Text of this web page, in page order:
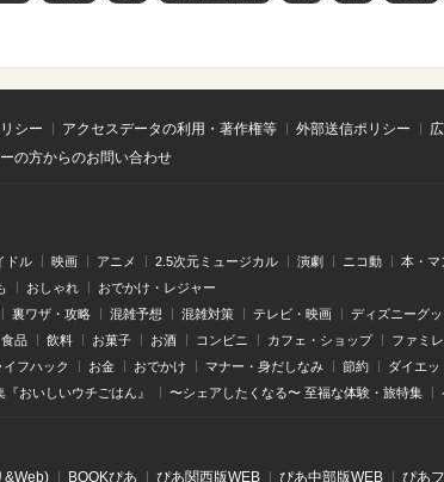
シー アクセスデータの利用・著作権等 外部送信ポリシー
の方からのお問い合わせ
ドル 映画 アニメ 2.5次元ミュージカル 演劇 ニコ動 本・マ
おしゃれ おでかけ・レジャー
裏ワザ・攻略 混雑予想 混雑対策 テレビ・映画 ディズニーグ
食品 飲料 お菓子 お酒 コンビニ カフェ・ショップ ファミ
フハック お金 おでかけ マナー・身だしなみ 節約 ダイエッ
『おいしいウチごはん』 〜シェアしたくなる〜 至福な体験・旅特集
&Web) BOOKぴあ ぴあ関⻄版WEB ぴあ中部版WEB ぴあ